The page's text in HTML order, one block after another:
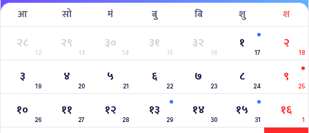
आ सो मं बु बि शु श
२८
12
२९
13
३०
14
३१
15
३२
16
१
17
२
18
३
19
४
20
५
21
६
22
७
23
८
24
९
25
१०
26
११
27
१२
28
१३
29
१४
30
१५
31
१६
1